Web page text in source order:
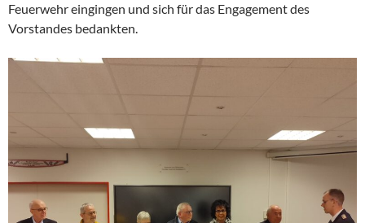
Feuerwehr eingingen und sich für das Engagement des
Vorstandes bedankten.